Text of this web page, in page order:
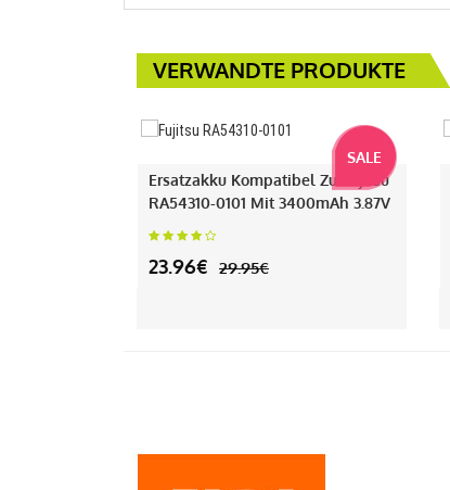
VERWANDTE PRODUKTE
SALE
Ersatzakku Kompatibel Zu Fujitsu
RA54310-0101 Mit 3400mAh 3.87V
23.96€ 29.95€